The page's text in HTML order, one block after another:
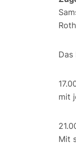
Das
mit
Mit